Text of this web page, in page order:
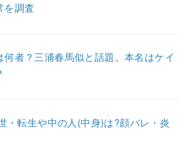
を調査
者？三浦春馬似と話題。本名はケイ
・転生や中の人(中身)は?顔バレ・炎